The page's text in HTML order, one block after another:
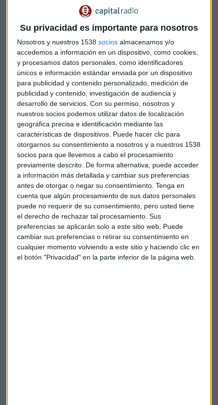
Su privacidad es importante para nosotros
Nosotros y nuestros 1538 socios almacenamos y/o
accedemos a información en un dispositivo, como cookies,
y procesamos datos personales, como identificadores
únicos e información estándar enviada por un dispositivo
para publicidad y contenido personalizado, medición de
publicidad y contenido, investigación de audiencia y
desarrollo de servicios. Con su permiso, nosotros y
nuestros socios podemos utilizar datos de localización
geográfica precisa e identificación mediante las
características de dispositivos. Puede hacer clic para
otorgarnos su consentimiento a nosotros y a nuestros 1538
socios para que llevemos a cabo el procesamiento
previamente descrito. De forma alternativa, puede acceder
a información más detallada y cambiar sus preferencias
antes de otorgar o negar su consentimiento. Tenga en
cuenta que algún procesamiento de sus datos personales
puede no requerir de su consentimiento, pero usted tiene
el derecho de rechazar tal procesamiento. Sus
preferencias se aplicarán solo a este sitio web. Puede
cambiar sus preferencias o retirar su consentimiento en
cualquier momento volviendo a este sitio y haciendo clic en
el botón "Privacidad" en la parte inferior de la página web.
Éste es el sistema de Facebook describiendo una imagen
donde un bebé se lava los dientes, lo hace a partir de las
preguntas que le hace un usuario. Este tipo de servicio une
tres aspectos: entendimiento del lenguaje, reconocimiento
del diálogo y visión computarizada. Y esto es lo que decía al
respecto Mike Schroepfer:
"Bastante guay, ¿eh? Podéis ver que hay un pequeño cepillo
de dientes que es realmente difícil de ver. El bebé se está
lavando los dientes. Podéis imaginar sistemas como éste
que permita no sólo información de consumo en Facebook,
sino también comenzar un diálogo con Facebook: qué es lo
que quieres ver y qué hay en lo que estás viendo. Y
garantizar así que cada momento que pasas conectado, lo
pasas con contenido que quieres ver y, lo más importante,